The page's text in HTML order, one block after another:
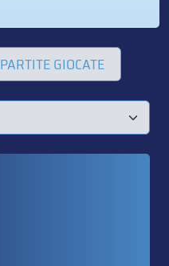
PARTITE GIOCATE